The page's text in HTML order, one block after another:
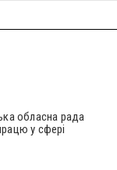
обласна рада
у сфері